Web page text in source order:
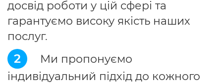
досвід роботи у цій сфері та
гарантуємо високу якість наших
послуг.
2
Ми пропонуємо
індивідуальний підхід до кожного